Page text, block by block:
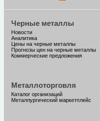
Черные металлы
Новости
Аналитика
Цены на черные металлы
Прогнозы цен на черные металлы
Коммерческие предложения
Металлоторговля
Каталог организаций
Металлургический маркетплейс